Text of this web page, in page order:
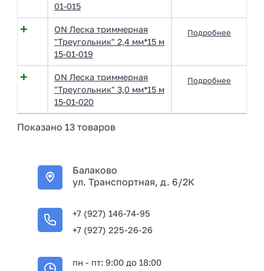
01-015
ON Леска триммерная
"Треугольник" 2,4 мм*15 м
15-01-019
Подробнее
ON Леска триммерная
"Треугольник" 3,0 мм*15 м
15-01-020
Подробнее
Показано 13 товаров
Балаково
ул. Транспортная, д. 6/2К
+7 (927) 146-74-95
+7 (927) 225-26-26
пн - пт: 9:00 до 18:00